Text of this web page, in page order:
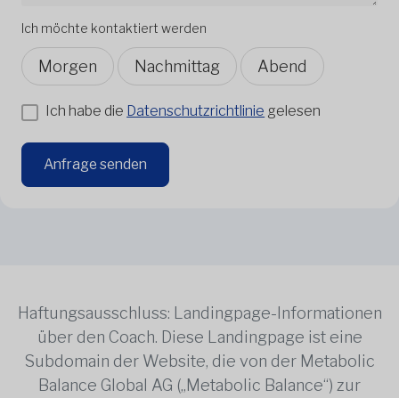
Ich möchte kontaktiert werden
Morgen Nachmittag Abend
Ich habe die Datenschutzrichtlinie gelesen
Anfrage senden
Haftungsausschluss: Landingpage-Informationen
über den Coach. Diese Landingpage ist eine
Subdomain der Website, die von der Metabolic
Balance Global AG („Metabolic Balance“) zur